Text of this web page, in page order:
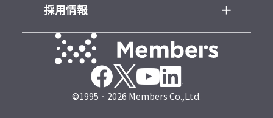
採用情報
©1995‐2026 Members Co.,Ltd.